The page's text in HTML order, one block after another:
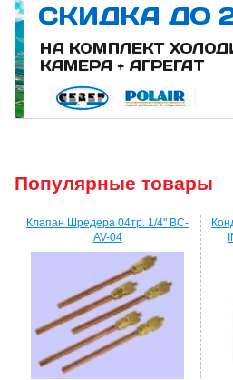
Популярные товары
Клапан Шредера 04тр. 1/4" BC-
AV-04